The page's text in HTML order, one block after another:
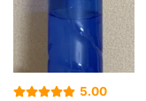
5.00